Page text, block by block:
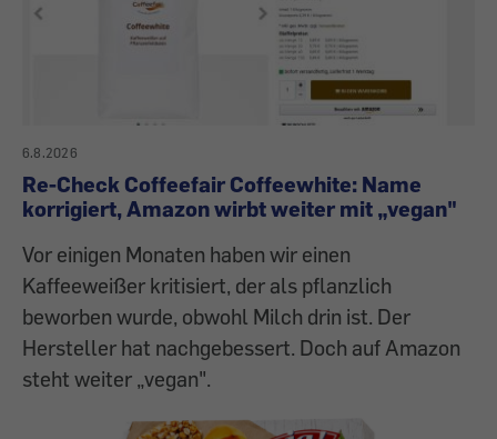
6.8.2026
Re-Check Coffeefair Coffeewhite: Name
korrigiert, Amazon wirbt weiter mit „vegan"
Vor einigen Monaten haben wir einen
Kaffeeweißer kritisiert, der als pflanzlich
beworben wurde, obwohl Milch drin ist. Der
Hersteller hat nachgebessert. Doch auf Amazon
steht weiter „vegan".